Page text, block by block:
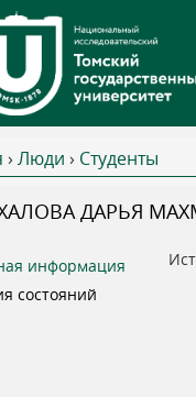
› Люди › Студенты
ДАРЬЯ
информация
состояний